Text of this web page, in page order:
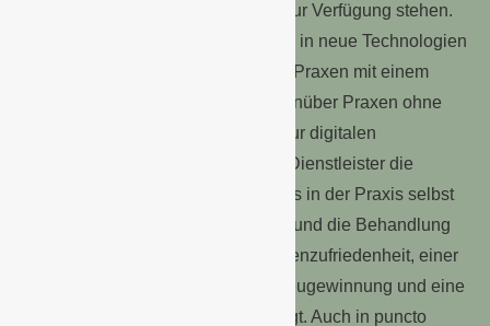
dem Zahnarzt sofort liquide Mittel zur Verfügung stehen.
Das schafft Raum, um Investitionen in neue Technologien
vorzunehmen. Schon heute haben Praxen mit einem
Interoralscanner einen Vorteil gegenüber Praxen ohne
einem solchen innovativen Gerät zur digitalen
Abformung. Ferner übernimmt der Dienstleister die
, sodass in der Praxis selbst
wieder mehr Zeit für den Patienten und die Behandlung
bleibt. Eine Qualität, die für Patientenzufriedenheit, einer
verbesserten Patientenbindung, Neugewinnung und eine
hohe Weiterempfehlungsquote sorgt. Auch in puncto